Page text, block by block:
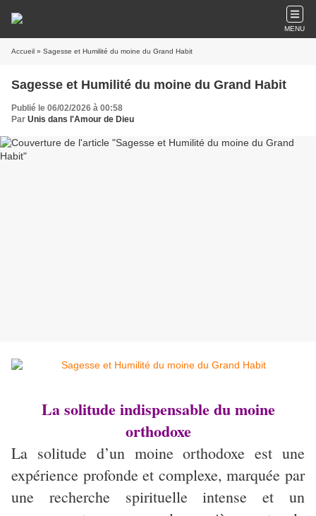
MENU
Accueil » Sagesse et Humilité du moine du Grand Habit
Sagesse et Humilité du moine du Grand Habit
Publié le 06/02/2026 à 00:58
Par Unis dans l'Amour de Dieu
La solitude indispensable du moine
orthodoxe
La solitude d’un moine orthodoxe est une
expérience profonde et complexe, marquée par
une recherche spirituelle intense et un